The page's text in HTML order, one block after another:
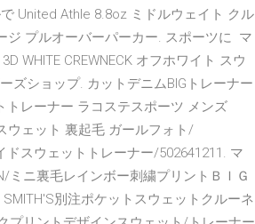
United Athle 8.8oz ミドルウェイト クル
ジ プルオーバーパーカー. スポーツに マ
WHITE CREWNECK オフホワイト スウ
ズショップ. カットデニムBIGトレーナー
レーナー ラコステスポーツ メンズ
ウェット 裏起毛 ガールフォト/
ドスウェットトレーナー/502641211. マ
ミニ裏毛レインボー刺繍プリントＢＩＧ
別注ポケットスウェットクルーネ